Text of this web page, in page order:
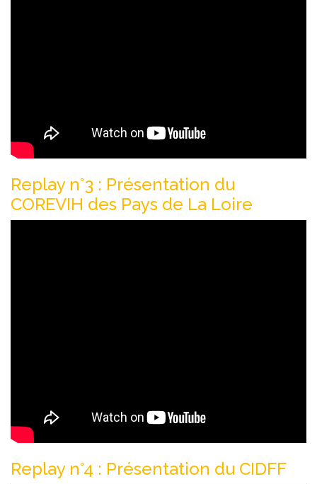
Replay n°3 : Présentation du
COREVIH des Pays de La Loire
Replay n°4 : Présentation du CIDFF